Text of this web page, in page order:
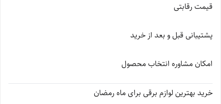
قیمت رقابتی
پشتیبانی قبل و بعد از خرید
امکان مشاوره انتخاب محصول
خرید بهترین لوازم برقی برای ماه رمضان